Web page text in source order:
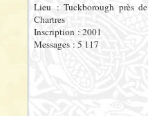
Lieu : Tuckborough près de
Chartres
Inscription : 2001
Messages : 5 117